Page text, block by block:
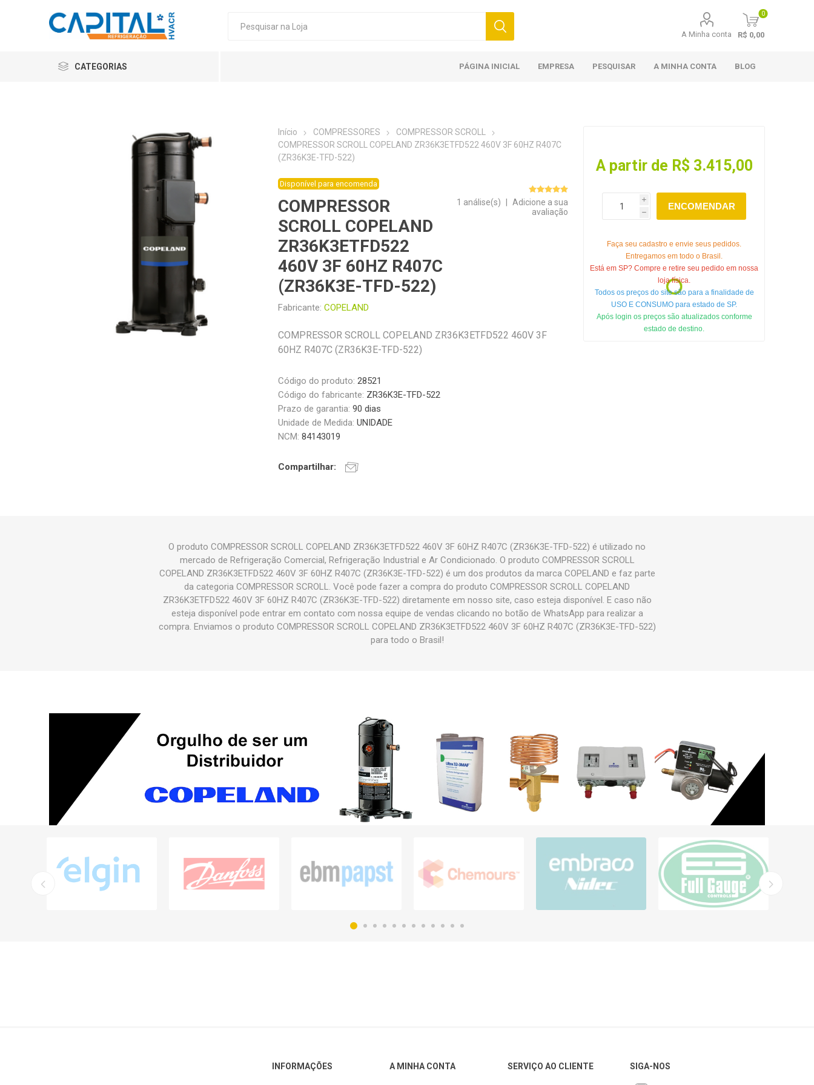
A Minha conta
0
R$ 0,00
CATEGORIAS PÁGINA INICIAL EMPRESA PESQUISAR A MINHA CONTA BLOG
Início COMPRESSORES
COMPRESSOR SCROLL
COMPRESSOR SCROLL COPELAND ZR36K3ETFD522 460V 3F 60HZ R407C
(ZR36K3E-TFD-522)
Disponível para encomenda
COMPRESSOR
SCROLL COPELAND
ZR36K3ETFD522
460V 3F 60HZ R407C
(ZR36K3E-TFD-522)
Fabricante: COPELAND
1 análise(s)
Adicione a sua
avaliação
COMPRESSOR SCROLL COPELAND ZR36K3ETFD522 460V 3F
60HZ R407C (ZR36K3E-TFD-522)
Código do produto: 28521
Código do fabricante: ZR36K3E-TFD-522
Prazo de garantia:90 dias
Unidade de Medida:UNIDADE
NCM:84143019
Compartilhar:
A partir de R$ 3.415,00
i
h
ENCOMENDAR
Faça seu cadastro e envie seus pedidos.
Entregamos em todo o Brasil.
Está em SP? Compre e retire seu pedido em nossa
loja física.
Todos os preços do site são para a finalidade de
USO E CONSUMO para estado de SP.
Após login os preços são atualizados conforme
estado de destino.
O produto COMPRESSOR SCROLL COPELAND ZR36K3ETFD522 460V 3F 60HZ R407C (ZR36K3E-TFD-522) é utilizado no
mercado de Refrigeração Comercial, Refrigeração Industrial e Ar Condicionado. O produto COMPRESSOR SCROLL
COPELAND ZR36K3ETFD522 460V 3F 60HZ R407C (ZR36K3E-TFD-522) é um dos produtos da marca COPELAND e faz parte
da categoria COMPRESSOR SCROLL. Você pode fazer a compra do produto COMPRESSOR SCROLL COPELAND
ZR36K3ETFD522 460V 3F 60HZ R407C (ZR36K3E-TFD-522) diretamente em nosso site, caso esteja disponível. E caso não
esteja disponível pode entrar em contato com nossa equipe de vendas clicando no botão de WhatsApp para realizar a
compra. Enviamos o produto COMPRESSOR SCROLL COPELAND ZR36K3ETFD522 460V 3F 60HZ R407C (ZR36K3E-TFD-522)
para todo o Brasil!
INFORMAÇÕES A MINHA CONTA SERVIÇO AO CLIENTE SIGA-NOS